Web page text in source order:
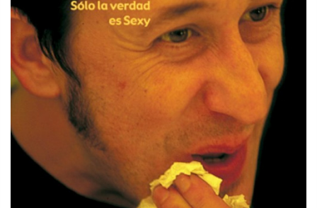
Login/Register Subscribe!